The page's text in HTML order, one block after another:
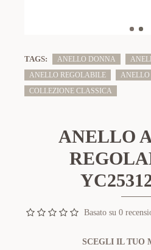
TAGS: ANELLO DONNA
ANELLO REGOLABILE
ANELLO
COLLEZIONE CLASSICA
ANELLO
Basato su 0
SCEGLI IL TUO